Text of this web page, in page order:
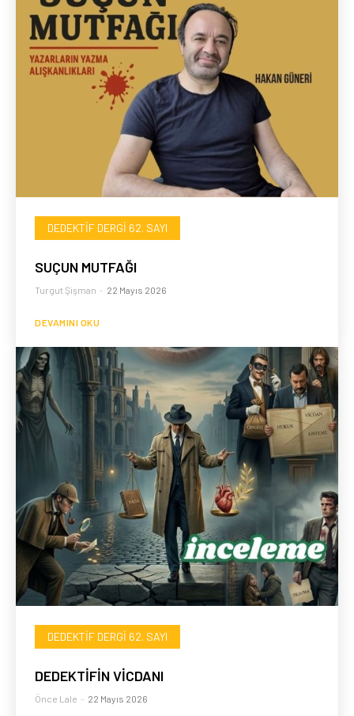
DEDEKTIF DERGI 62. SAYI
SUÇUN MUTFAĞI
Turgut Şişman - 22 Mayıs 2026
DEVAMINI OKU
DEDEKTIF DERGI 62. SAYI
DEDEKTİFİN VİCDANI
Önce Lale - 22 Mayıs 2026